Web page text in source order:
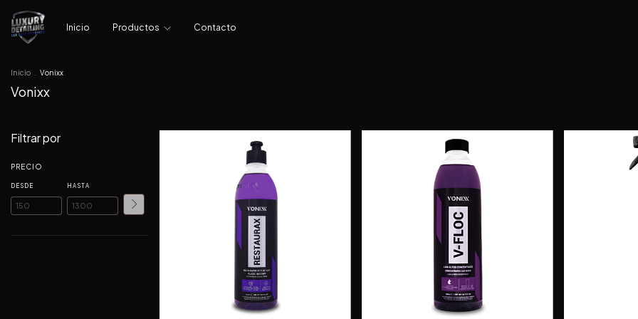
Inicio Productos Contacto
Inicio Vonixx
Vonixx
Filtrar por
PRECIO
DESDE HASTA